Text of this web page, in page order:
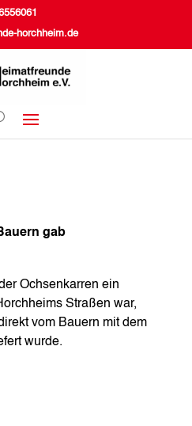
horchheim.de
gab
Ochsenkarren ein
Straßen war,
vom Bauern mit dem
wurde.